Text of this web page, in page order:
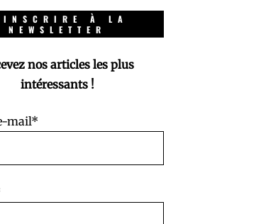
À LA
NEWSLETTER
nos articles les plus
intéressants !
mail*